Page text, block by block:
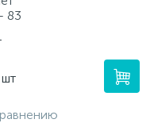
83
шт